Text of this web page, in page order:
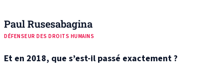
Paul Rusesabagina
DÉFENSEUR DES DROITS HUMAINS
Et en 2018, que s’est-il passé exactement ?